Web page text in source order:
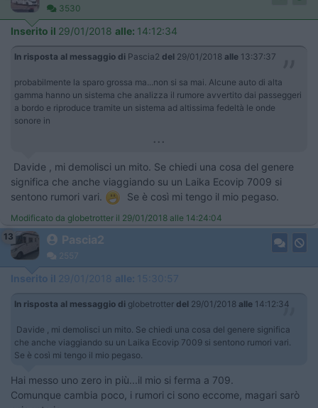
3530
Inserito il 29/01/2018 alle: 14:12:34
In risposta al messaggio di Pascia2 del 29/01/2018 alle 13:37:37
probabilmente la sparo grossa ma...non si sa mai. Alcune auto di alta
gamma hanno un sistema che analizza il rumore avvertito dai passeggeri
a bordo e riproduce tramite un sistema ad altissima fedeltà le onde
sonore in
...
Davide , mi demolisci un mito. Se chiedi una cosa del genere
significa che anche viaggiando su un Laika Ecovip 7009 si
sentono rumori vari.
Se è così mi tengo il mio pegaso.
Modificato da globetrotter il 29/01/2018 alle 14:24:04
13
Pascia2
2557
Inserito il 29/01/2018 alle: 15:30:57
In risposta al messaggio di globetrotter del 29/01/2018 alle 14:12:34
Davide , mi demolisci un mito. Se chiedi una cosa del genere significa
che anche viaggiando su un Laika Ecovip 7009 si sentono rumori vari.
Se è così mi tengo il mio pegaso.
Hai messo uno zero in più...il mio si ferma a 709.
Comunque cambia poco, i rumori ci sono eccome, magari sarò